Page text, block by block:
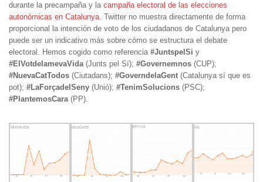
durante la precampaña y la campaña electoral de las elecciones
autonómicas en Catalunya. Twitter no muestra directamente de forma
proporcional la intención de voto de los ciudadanos de Catalunya pero
puede ser un indicativo más sobre cómo se estructura el debate
electoral. Hemos cogido como referencia #JuntspelSi y
#ElVotdelamevaVida(Junts pel Sí); #Governemnos (CUP);
#NuevaCatTodos (Ciutadans); #GoverndelaGent (Catalunya sí que es
pot); #LaForçadelSeny (Unió); #TenimSolucions (PSC);
#PlantemosCara(PP).